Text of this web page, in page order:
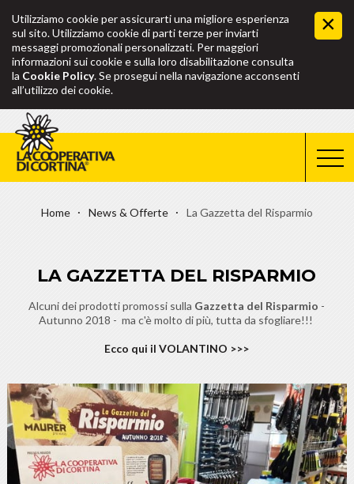
Utilizziamo cookie per assicurarti una migliore esperienza
sul sito. Utilizziamo cookie di parti terze per inviarti
messaggi promozionali personalizzati. Per maggiori
informazioni sui cookie e sulla loro disabilitazione consulta
la Cookie Policy. Se prosegui nella navigazione acconsenti
all’utilizzo dei cookie.
Home News & Offerte La Gazzetta del Risparmio
LA GAZZETTA DEL RISPARMIO
Alcuni dei prodotti promossi sulla Gazzetta del Risparmio -
Autunno 2018 - ma c'è molto di più, tutta da sfogliare!!!
Ecco qui il VOLANTINO >>>